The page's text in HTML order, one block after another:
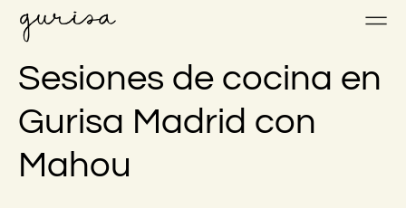
Sesiones de cocina en
Gurisa Madrid con
Mahou